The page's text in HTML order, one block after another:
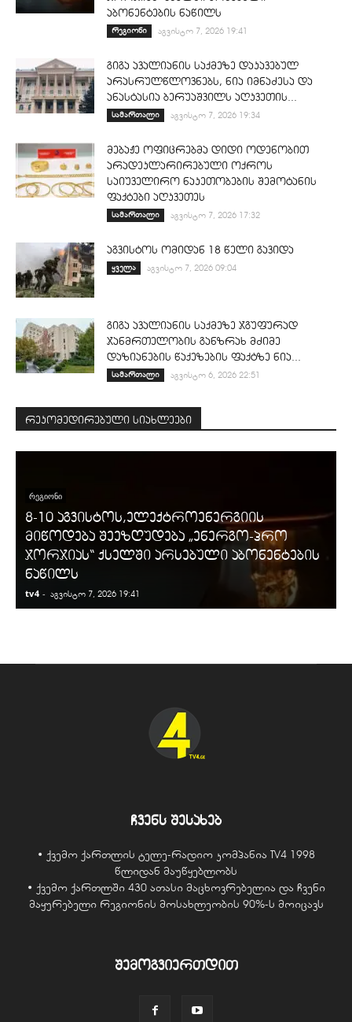
აბონენტების ნაწილს
რეგიონი აგვისტო 7, 2026 19:41
გიგა ავალიანის საქმეზე დაკავებულ
არასრულწლოვნებს, ნია იმნაძესა და
ანასტასია ბერუაშვილს აღკვეთის...
სამართალი აგვისტო 7, 2026 19:34
მებაჟე ოფიცრებმა დიდი ოდენობით
არადეკლარირებული ოქროს
საიუველირო ნაკეთობების შემოტანის
ფაქტები აღკვეთეს
სამართალი აგვისტო 7, 2026 17:32
აგვისტოს ომიდან 18 წელი გავიდა
ყველა აგვისტო 7, 2026 09:04
გიგა ავალიანის საქმეზე ჯგუფურად
ჯანმრთელობის განზრახ მძიმე
დაზიანების წაქეზების ფაქტზე ნია...
სამართალი აგვისტო 6, 2026 22:51
რეკომედირებული სიახლეები
ᲠᲔᲒᲘᲝᲜᲘ
8-10 აგვისტოს,ელექტროენერგიის
მიწოდება შეეზღუდება „ენერგო-პრო
ჯორჯიას“ ქსელში არსებული აბონენტების
ნაწილს
tv4 - აგვისტო 7, 2026 19:41
ჩვენს შესახებ
• ქვემო ქართლის ტელე-რადიო კომპანია TV4 1998
წლიდან მაუწყებლობს
• ქვემო ქართლში 430 ათასი მაცხოვრებელია და ჩვენი
მაყურებელი რეგიონის მოსახლეობის 90%-ს მოიცავს
შემოგვიერთდით